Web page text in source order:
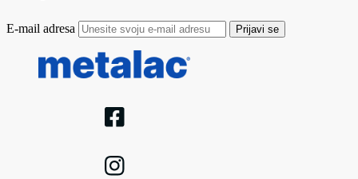
E-mail adresa Prijavi se